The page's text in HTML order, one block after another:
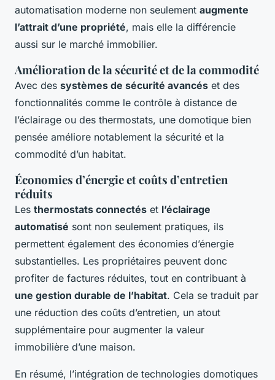
automatisation moderne non seulement augmente
l’attrait d’une propriété, mais elle la différencie
aussi sur le marché immobilier.
Amélioration de la sécurité et de la commodité
Avec des systèmes de sécurité avancés et des
fonctionnalités comme le contrôle à distance de
l’éclairage ou des thermostats, une domotique bien
pensée améliore notablement la sécurité et la
commodité d’un habitat.
Économies d’énergie et coûts d’entretien
réduits
Les thermostats connectés et l’éclairage
automatisé sont non seulement pratiques, ils
permettent également des économies d’énergie
substantielles. Les propriétaires peuvent donc
profiter de factures réduites, tout en contribuant à
une gestion durable de l’habitat. Cela se traduit par
une réduction des coûts d’entretien, un atout
supplémentaire pour augmenter la valeur
immobilière d’une maison.
En résumé, l’intégration de technologies domotiques